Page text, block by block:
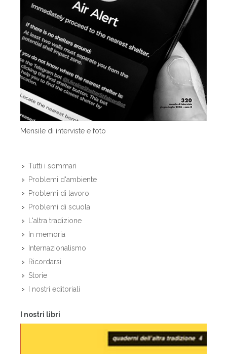
Mensile di interviste e foto
Tutti i sommari
Problemi d'ambiente
Problemi di lavoro
Problemi di scuola
L'altra tradizione
In memoria
Internazionalismo
Ricordarsi
Storie
I nostri editoriali
I nostri libri